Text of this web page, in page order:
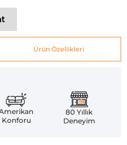
Ürün Özellikleri
Konforu
80 Yıllık
Deneyim